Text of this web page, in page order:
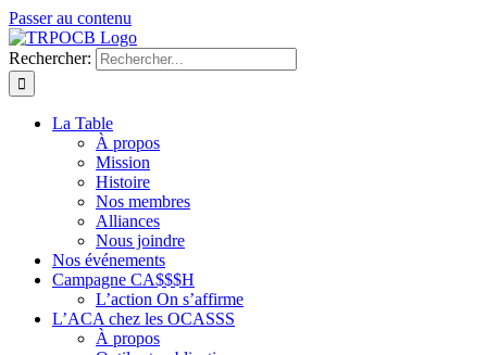
Passer au contenu
Rechercher:
La Table
À propos
Mission
Histoire
Nos membres
Alliances
Nous joindre
Nos événements
Campagne CA$$$H
L’action On s’affirme
L’ACA chez les OCASSS
À propos